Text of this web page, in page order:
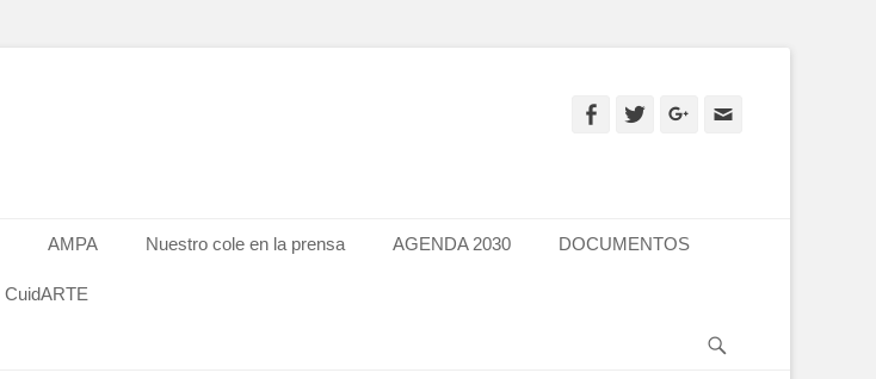
FacebookTwitterGoogleplus
AMPA Nuestro cole en la prensa AGENDA 2030 DOCUMENTOS
CuidARTE